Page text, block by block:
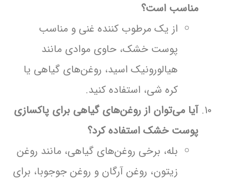
مناسب است؟
از یک مرطوب کننده غنی و مناسب
پوست خشک، حاوی موادی مانند
هیالورونیک اسید، روغن‌های گیاهی یا
کره شی، استفاده کنید.
آیا می‌توان از روغن‌های گیاهی برای پاکسازی
پوست خشک استفاده کرد؟
بله، برخی روغن‌های گیاهی، مانند روغن
زیتون، روغن آرگان و روغن جوجوبا، برای